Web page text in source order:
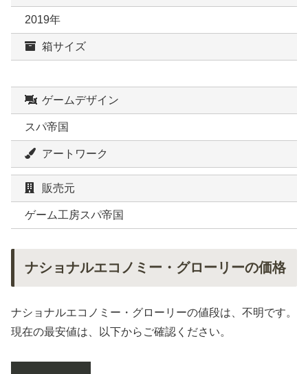
2019年
箱サイズ
ゲームデザイン
スパ帝国
アートワーク
販売元
ゲーム工房スパ帝国
ナショナルエコノミー・グローリーの価格
ナショナルエコノミー・グローリーの値段は、不明です。
現在の最安値は、以下からご確認ください。